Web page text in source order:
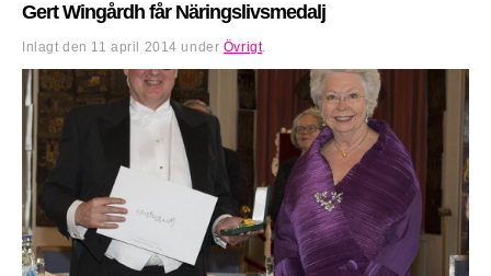
Gert Wingårdh får Näringslivsmedalj
Inlagt den 11 april 2014 under Övrigt.